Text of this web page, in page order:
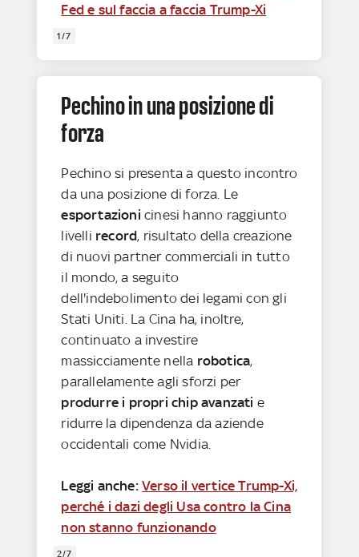
Fed e sul faccia a faccia Trump-Xi
1/7
Pechino in una posizione di
forza
Pechino si presenta a questo incontro
da una posizione di forza. Le
esportazioni cinesi hanno raggiunto
livelli record, risultato della creazione
di nuovi partner commerciali in tutto
il mondo, a seguito
dell'indebolimento dei legami con gli
Stati Uniti. La Cina ha, inoltre,
continuato a investire
massicciamente nella robotica,
parallelamente agli sforzi per
produrre i propri chip avanzati e
ridurre la dipendenza da aziende
occidentali come Nvidia.
Leggi anche: Verso il vertice Trump-Xi,
perché i dazi degli Usa contro la Cina
non stanno funzionando
2/7